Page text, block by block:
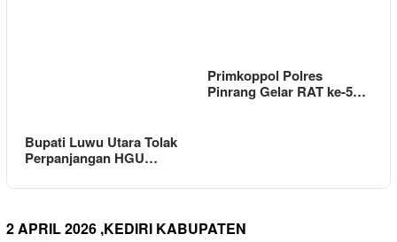
Bupati Luwu Utara Tolak
Perpanjangan HGU…
Primkoppol Polres
Pinrang Gelar RAT ke-5…
2 APRIL 2026 ,KEDIRI KABUPATEN